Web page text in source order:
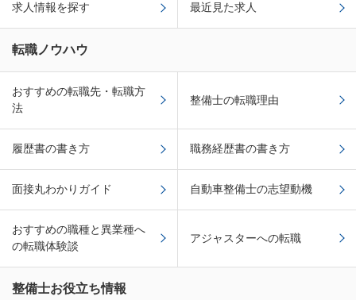
求人情報を探す 最近見た求人
転職ノウハウ
おすすめの転職先・転職方
法
整備士の転職理由
履歴書の書き方 職務経歴書の書き方
面接丸わかりガイド 自動車整備士の志望動機
おすすめの職種と異業種へ
の転職体験談
アジャスターへの転職
整備士お役立ち情報